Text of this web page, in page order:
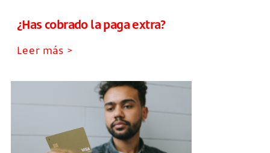
¿Has cobrado la paga extra?
Leer más >